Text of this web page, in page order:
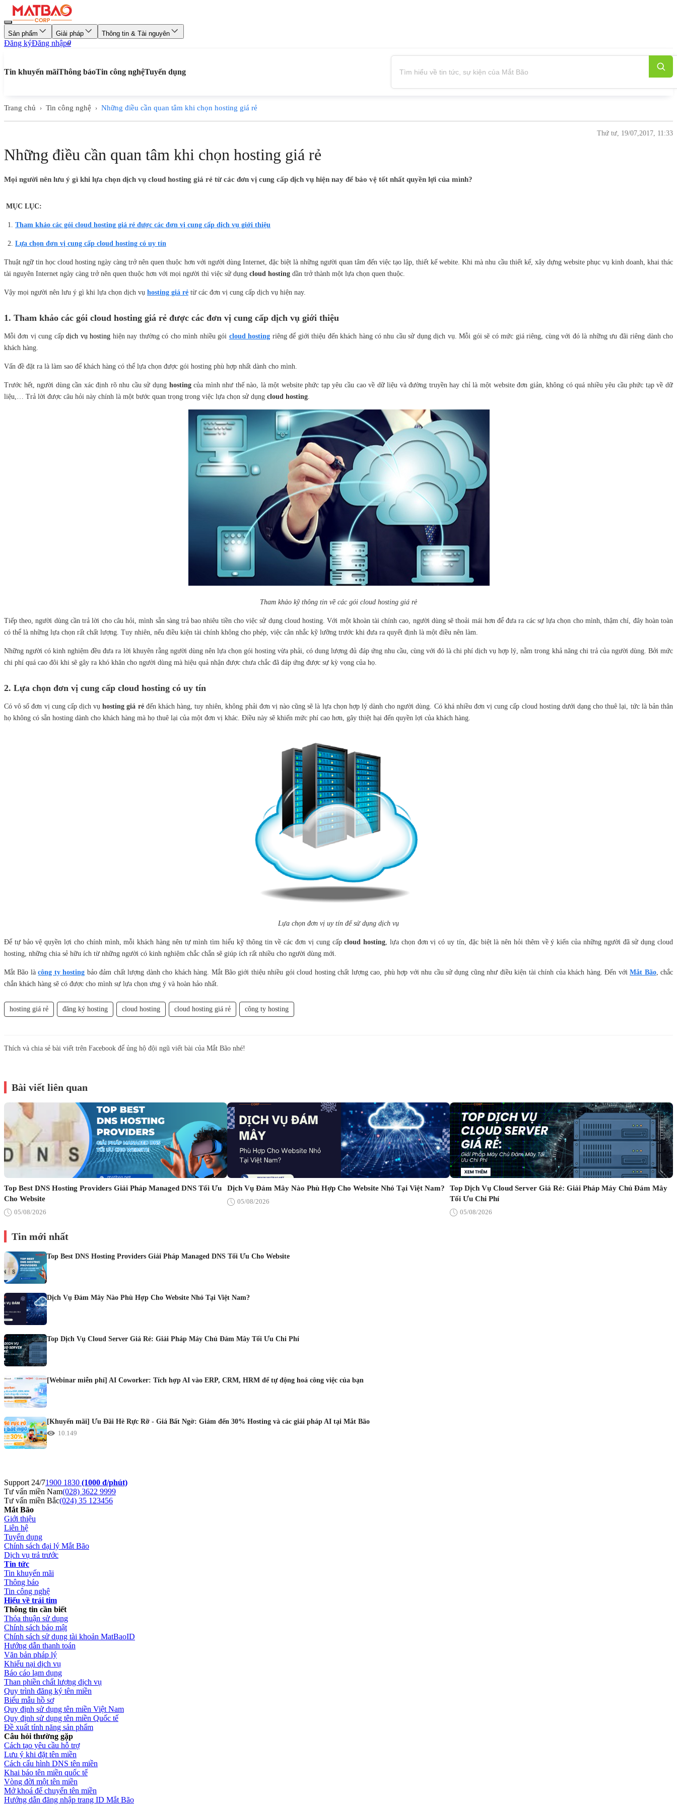
Sản phẩm Giải pháp Thông tin & Tài nguyên
Đăng kýĐăng nhập0
Tin khuyến mãiThông báoTin công nghệTuyển dụng
Trang chủ › Tin công nghệ › Những điều cần quan tâm khi chọn hosting giá rẻ
Thứ tư, 19/07,2017, 11:33
Những điều cần quan tâm khi chọn hosting giá rẻ
Mọi người nên lưu ý gì khi lựa chọn dịch vụ cloud hosting giá rẻ từ các đơn vị cung cấp dịch vụ hiện nay để bảo vệ tốt nhất quyền lợi của mình?
MỤC LỤC:
Tham khảo các gói cloud hosting giá rẻ được các đơn vị cung cấp dịch vụ giới thiệu
Lựa chọn đơn vị cung cấp cloud hosting có uy tín
Thuật ngữ tin học cloud hosting ngày càng trở nên quen thuộc hơn với người dùng Internet, đặc biệt là những người quan tâm đến việc tạo lập, thiết kế webite. Khi mà nhu cầu thiết kế, xây dựng website phục vụ kinh doanh, khai thác
tài nguyên Internet ngày càng trở nên quen thuộc hơn với mọi người thì việc sử dụng cloud hosting dần trở thành một lựa chọn quen thuộc.
Vậy mọi người nên lưu ý gì khi lựa chọn dịch vụ hosting giá rẻ từ các đơn vị cung cấp dịch vụ hiện nay.
1. Tham khảo các gói cloud hosting giá rẻ được các đơn vị cung cấp dịch vụ giới thiệu
Mỗi đơn vị cung cấpdịch vụ hosting hiện nay thường có cho mình nhiều gói cloud hosting riêng để giới thiệu đến khách hàng có nhu cầu sử dụng dịch vụ. Mỗi gói sẽ có mức giá riêng, cùng với đó là những ưu đãi riêng dành cho
khách hàng.
Vấn đề đặt ra là làm sao để khách hàng có thể lựa chọn được gói hosting phù hợp nhất dành cho mình.
Trước hết, người dùng cần xác định rõ nhu cầu sử dụng hostingcủa mình như thế nào, là một website phức tạp yêu cầu cao về dữ liệu và đường truyền hay chỉ là một website đơn giản, không có quá nhiều yêu cầu phức tạp về dữ
liệu,… Trả lời được câu hỏi này chính là một bước quan trọng trong việc lựa chọn sử dụng cloud hosting.
Tham khảo kỹ thông tin về các gói cloud hosting giá rẻ
Tiếp theo, người dùng cần trả lời cho câu hỏi, mình sẵn sàng trả bao nhiêu tiền cho việc sử dụng cloud hosting. Với một khoàn tài chính cao, người dùng sẽ thoải mái hơn để đưa ra các sự lựa chọn cho mình, thậm chí, đây hoàn toàn
có thể là những lựa chọn rất chất lượng. Tuy nhiên, nếu điều kiện tài chính không cho phép, việc cân nhắc kỹ lưỡng trước khi đưa ra quyết định là một điều nên làm.
Những người có kinh nghiệm đều đưa ra lời khuyên rằng người dùng nên lựa chọn gói hosting vừa phải, có dung lượng đủ đáp ứng nhu cầu, cùng với đó là chi phí dịch vụ hợp lý, nằm trong khả năng chi trả của người dùng. Bởi mức
chi phí quá cao đôi khi sẽ gây ra khó khăn cho người dùng mà hiệu quả nhận được chưa chắc đã đáp ứng được sự kỳ vọng của họ.
2. Lựa chọn đơn vị cung cấp cloud hosting có uy tín
Có vô số đơn vị cung cấp dịch vụhosting giá rẻđến khách hàng, tuy nhiên, không phải đơn vị nào cũng sẽ là lựa chọn hợp lý dành cho người dùng. Có khá nhiều đơn vị cung cấp cloud hosting dưới dạng cho thuê lại, tức là bản thân
họ không có sẵn hosting dành cho khách hàng mà họ thuê lại của một đơn vị khác. Điều này sẽ khiến mức phí cao hơn, gây thiệt hại đến quyền lợi của khách hàng.
Lựa chọn đơn vị uy tín để sử dụng dịch vụ
Để tự bảo vệ quyền lợi cho chính mình, mỗi khách hàng nên tự mình tìm hiểu kỹ thông tin về các đơn vị cung cấpcloud hosting, lựa chọn đơn vị có uy tín, đặc biệt là nên hỏi thêm về ý kiến của những người đã sử dụng cloud
hosting, những chia sẻ hữu ích từ những người có kinh nghiệm chắc chắn sẽ giúp ích rất nhiều cho người dùng mới.
Mắt Bão làcông ty hosting bảo đảm chất lượng dành cho khách hàng. Mắt Bão giới thiệu nhiều gói cloud hosting chất lượng cao, phù hợp với nhu cầu sử dụng cũng như điều kiện tài chính của khách hàng. Đến vớiMắt Bão, chắc
chắn khách hàng sẽ có được cho mình sự lựa chọn ưng ý và hoàn hảo nhất.
hosting giá rẻ đăng ký hosting cloud hosting cloud hosting giá rẻ công ty hosting
Thích và chia sẻ bài viết trên Facebook để ủng hộ đội ngũ viết bài của Mắt Bão nhé!
Bài viết liên quan
Top Best DNS Hosting Providers Giải Pháp Managed DNS Tối Ưu
Cho Website
05/08/2026
Dịch Vụ Đám Mây Nào Phù Hợp Cho Website Nhỏ Tại Việt Nam?
05/08/2026
Top Dịch Vụ Cloud Server Giá Rẻ: Giải Pháp Máy Chủ Đám Mây
Tối Ưu Chi Phí
05/08/2026
Tin mới nhất
Top Best DNS Hosting Providers Giải Pháp Managed DNS Tối Ưu Cho Website
Dịch Vụ Đám Mây Nào Phù Hợp Cho Website Nhỏ Tại Việt Nam?
Top Dịch Vụ Cloud Server Giá Rẻ: Giải Pháp Máy Chủ Đám Mây Tối Ưu Chi Phí
[Webinar miễn phí] AI Coworker: Tích hợp AI vào ERP, CRM, HRM để tự động hoá công việc của bạn
[Khuyến mãi] Ưu Đãi Hè Rực Rỡ - Giá Bất Ngờ: Giảm đến 30% Hosting và các giải pháp AI tại Mắt Bão
10.149
Support 24/71900 1830 (1000 đ/phút)
Tư vấn miền Nam(028) 3622 9999
Tư vấn miền Bắc(024) 35 123456
Mắt Bão
Giới thiệu
Liên hệ
Tuyển dụng
Chính sách đại lý Mắt Bão
Dịch vụ trả trước
Tin tức
Tin khuyến mãi
Thông báo
Tin công nghệ
Hiểu về trái tim
Thông tin cần biết
Thỏa thuận sử dụng
Chính sách bảo mật
Chính sách sử dụng tài khoản MatBaoID
Hướng dẫn thanh toán
Văn bản pháp lý
Khiếu nại dịch vụ
Báo cáo lạm dụng
Than phiền chất lượng dịch vụ
Quy trình đăng ký tên miền
Biểu mẫu hồ sơ
Quy định sử dụng tên miền Việt Nam
Quy định sử dụng tên miền Quốc tế
Đề xuất tính năng sản phẩm
Câu hỏi thường gặp
Cách tạo yêu cầu hỗ trợ
Lưu ý khi đặt tên miền
Cách cấu hình DNS tên miền
Khai báo tên miền quốc tế
Vòng đời một tên miền
Mở khoá để chuyển tên miền
Hướng dẫn đăng nhập trang ID Mắt Bão